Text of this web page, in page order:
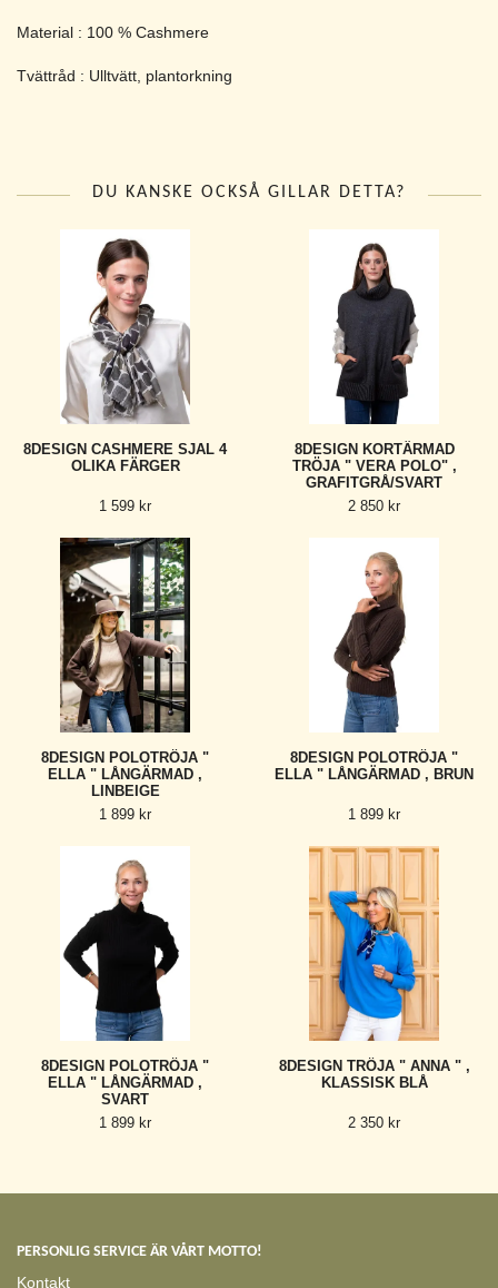
Material : 100 % Cashmere
Tvättråd : Ulltvätt, plantorkning
DU KANSKE OCKSÅ GILLAR DETTA?
8DESIGN CASHMERE SJAL 4
OLIKA FÄRGER
1 599 kr
8DESIGN KORTÄRMAD
TRÖJA " VERA POLO" ,
GRAFITGRÅ/SVART
2 850 kr
8DESIGN POLOTRÖJA "
ELLA " LÅNGÄRMAD ,
LINBEIGE
1 899 kr
8DESIGN POLOTRÖJA "
ELLA " LÅNGÄRMAD , BRUN
1 899 kr
8DESIGN POLOTRÖJA "
ELLA " LÅNGÄRMAD ,
SVART
1 899 kr
8DESIGN TRÖJA " ANNA " ,
KLASSISK BLÅ
2 350 kr
PERSONLIG SERVICE ÄR VÅRT MOTTO!
Kontakt